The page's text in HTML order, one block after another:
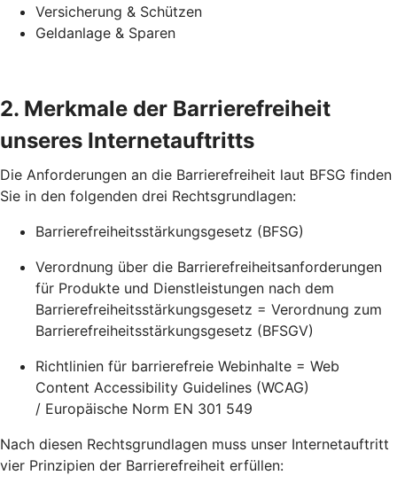
Versicherung & Schützen
Geldanlage & Sparen
2. Merkmale der Barrierefreiheit
unseres Internetauftritts
Die Anforderungen an die Barrierefreiheit laut BFSG finden
Sie in den folgenden drei Rechtsgrundlagen:
Barrierefreiheitsstärkungsgesetz (BFSG)
Verordnung über die Barrierefreiheitsanforderungen
für Produkte und Dienstleistungen nach dem
Barrierefreiheitsstärkungsgesetz = Verordnung zum
Barrierefreiheitsstärkungsgesetz (BFSGV)
Richtlinien für barrierefreie Webinhalte = Web
Content Accessibility Guidelines (WCAG)
/ Europäische Norm EN 301 549
Nach diesen Rechtsgrundlagen muss unser Internetauftritt
vier Prinzipien der Barrierefreiheit erfüllen: